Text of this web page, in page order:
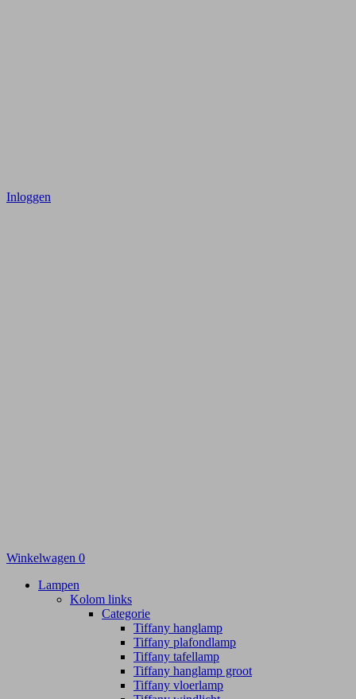
Inloggen
Winkelwagen 0
Lampen
Kolom links
Categorie
Tiffany hanglamp
Tiffany plafondlamp
Tiffany tafellamp
Tiffany hanglamp groot
Tiffany vloerlamp